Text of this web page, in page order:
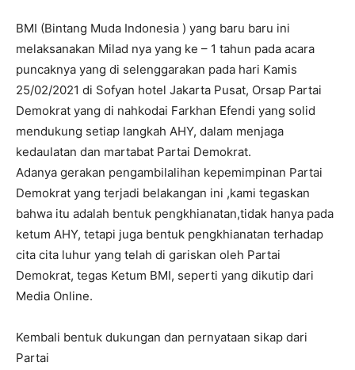
BMI (Bintang Muda Indonesia ) yang baru baru ini
melaksanakan Milad nya yang ke – 1 tahun pada acara
puncaknya yang di selenggarakan pada hari Kamis
25/02/2021 di Sofyan hotel Jakarta Pusat, Orsap Partai
Demokrat yang di nahkodai Farkhan Efendi yang solid
mendukung setiap langkah AHY, dalam menjaga
kedaulatan dan martabat Partai Demokrat.
Adanya gerakan pengambilalihan kepemimpinan Partai
Demokrat yang terjadi belakangan ini ,kami tegaskan
bahwa itu adalah bentuk pengkhianatan,tidak hanya pada
ketum AHY, tetapi juga bentuk pengkhianatan terhadap
cita cita luhur yang telah di gariskan oleh Partai
Demokrat, tegas Ketum BMI, seperti yang dikutip dari
Media Online.
Kembali bentuk dukungan dan pernyataan sikap dari
Partai